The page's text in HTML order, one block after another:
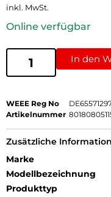
inkl. MwSt.
Online verfügbar
In den
WEEE Reg No
Artikelnummer
Zusätzliche
Marke
Modellbezeichnung
Produkttyp